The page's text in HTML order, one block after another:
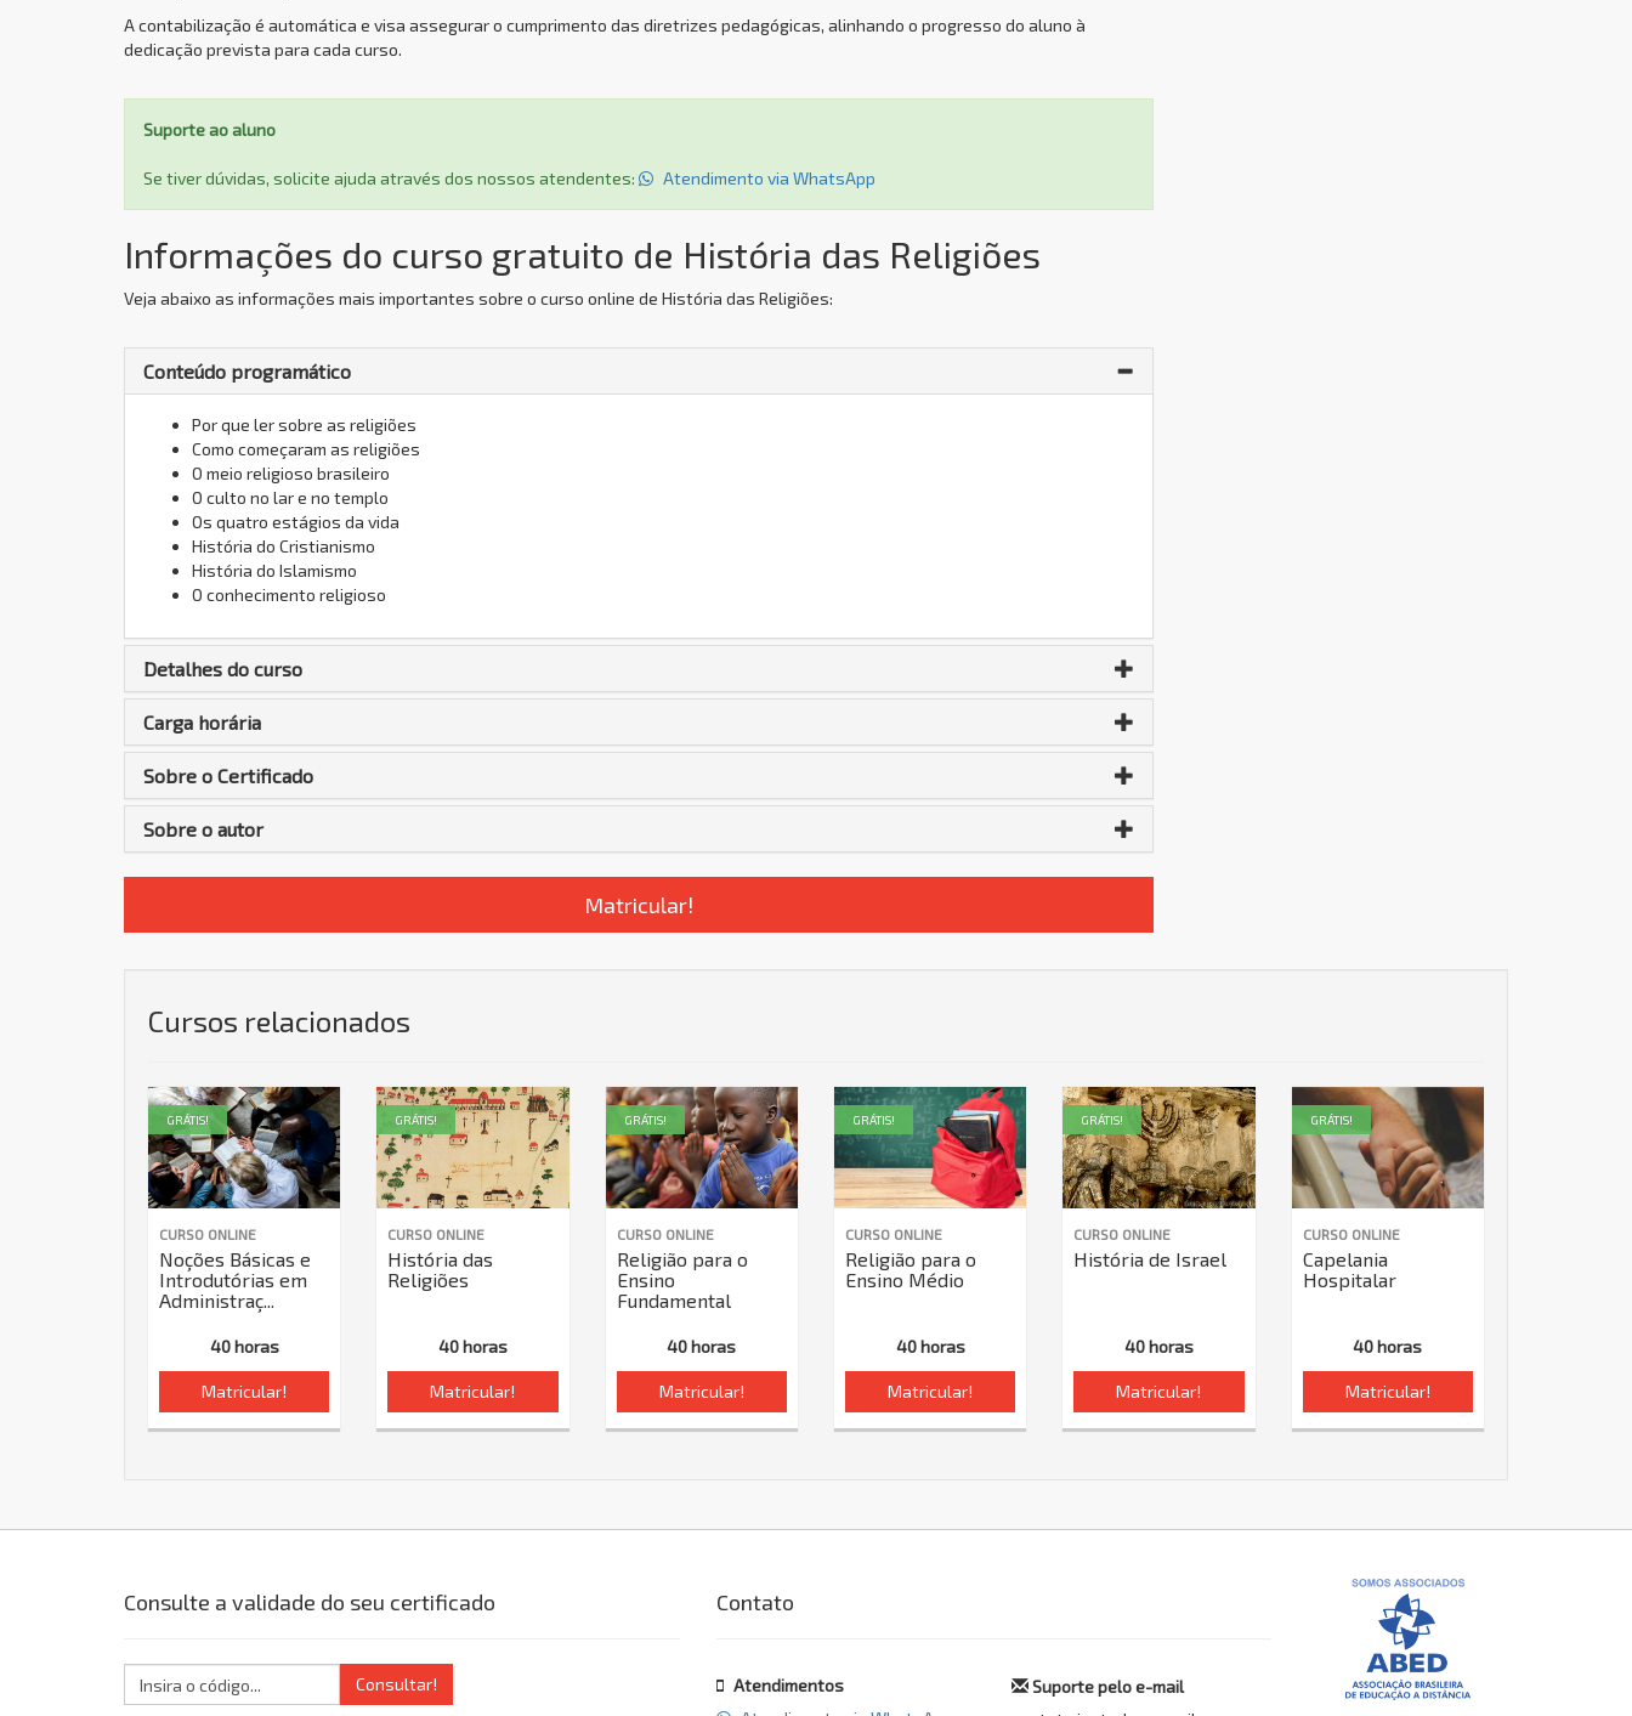
A contabilização é automática e visa assegurar o cumprimento das diretrizes pedagógicas, alinhando o progresso do aluno à
dedicação prevista para cada curso.
Suporte ao aluno
Se tiver dúvidas, solicite ajuda através dos nossos atendentes: Atendimento via WhatsApp
Informações do curso gratuito de História das Religiões
Veja abaixo as informações mais importantes sobre o curso online de História das Religiões:
Conteúdo programático
Por que ler sobre as religiões
Como começaram as religiões
O meio religioso brasileiro
O culto no lar e no templo
Os quatro estágios da vida
História do Cristianismo
História do Islamismo
O conhecimento religioso
Detalhes do curso
Carga horária
Sobre o Certificado
Sobre o autor
Matricular!
Cursos relacionados
CURSO ONLINE
Noções Básicas e
Introdutórias em
Administraç...
40 horas
Matricular!
GRÁTIS!
CURSO ONLINE
História das
Religiões
40 horas
Matricular!
GRÁTIS!
CURSO ONLINE
Religião para o
Ensino
Fundamental
40 horas
Matricular!
GRÁTIS!
CURSO ONLINE
Religião para o
Ensino Médio
40 horas
Matricular!
GRÁTIS!
CURSO ONLINE
História de Israel
40 horas
Matricular!
GRÁTIS!
CURSO ONLINE
Capelania
Hospitalar
40 horas
Matricular!
GRÁTIS!
Consulte a validade do seu certificado
Consultar!
Contato
Atendimentos
Suporte pelo e-mail